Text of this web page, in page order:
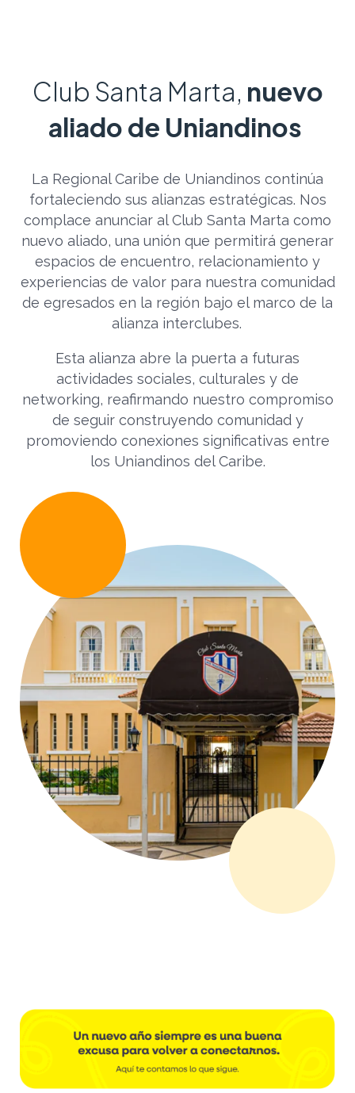
Club Santa Marta, nuevo
aliado de Uniandinos
La Regional Caribe de Uniandinos continúa
fortaleciendo sus alianzas estratégicas. Nos
complace anunciar al Club Santa Marta como
nuevo aliado, una unión que permitirá generar
espacios de encuentro, relacionamiento y
experiencias de valor para nuestra comunidad
de egresados en la región bajo el marco de la
alianza interclubes.
Esta alianza abre la puerta a futuras
actividades sociales, culturales y de
networking, reafirmando nuestro compromiso
de seguir construyendo comunidad y
promoviendo conexiones significativas entre
los Uniandinos del Caribe.